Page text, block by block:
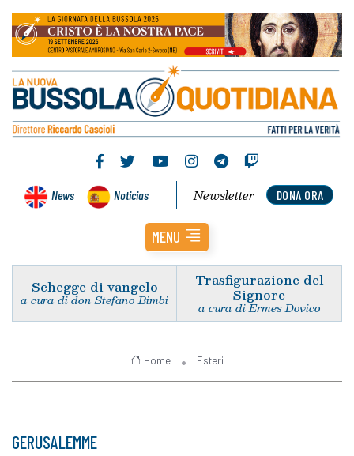
News Noticias DONA ORA
Newsletter
MENU
Schegge di vangelo
a cura di don Stefano Bimbi
Trasfigurazione del
Signore
a cura di Ermes Dovico
Home Esteri
GERUSALEMME